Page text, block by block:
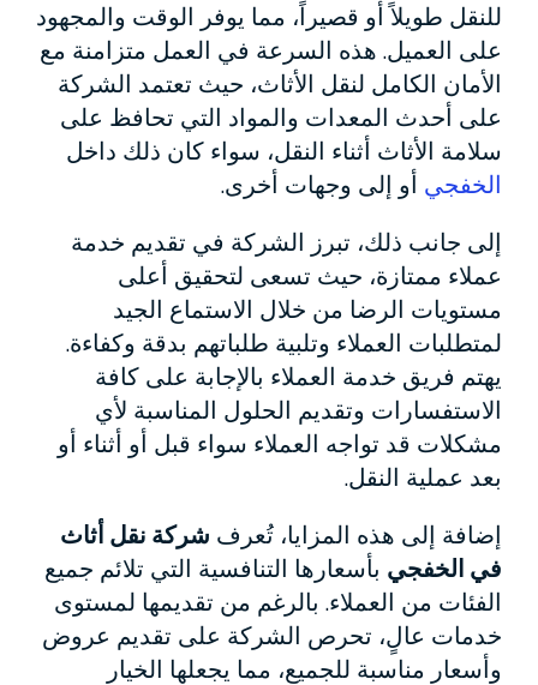
للنقل طويلاً أو قصيراً، مما يوفر الوقت والمجهود
على العميل. هذه السرعة في العمل متزامنة مع
الأمان الكامل لنقل الأثاث، حيث تعتمد الشركة
على أحدث المعدات والمواد التي تحافظ على
سلامة الأثاث أثناء النقل، سواء كان ذلك داخل
الخفجي أو إلى وجهات أخرى.
إلى جانب ذلك، تبرز الشركة في تقديم خدمة
عملاء ممتازة، حيث تسعى لتحقيق أعلى
مستويات الرضا من خلال الاستماع الجيد
لمتطلبات العملاء وتلبية طلباتهم بدقة وكفاءة.
يهتم فريق خدمة العملاء بالإجابة على كافة
الاستفسارات وتقديم الحلول المناسبة لأي
مشكلات قد تواجه العملاء سواء قبل أو أثناء أو
بعد عملية النقل.
إضافة إلى هذه المزايا، تُعرف شركة نقل أثاث
في الخفجي بأسعارها التنافسية التي تلائم جميع
الفئات من العملاء. بالرغم من تقديمها لمستوى
خدمات عالٍ، تحرص الشركة على تقديم عروض
وأسعار مناسبة للجميع، مما يجعلها الخيار